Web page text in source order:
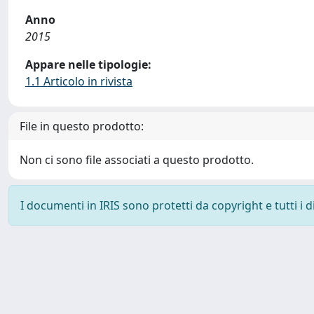
Anno
2015
Appare nelle tipologie:
1.1 Articolo in rivista
File in questo prodotto:
Non ci sono file associati a questo prodotto.
I documenti in IRIS sono protetti da copyright e tutti i